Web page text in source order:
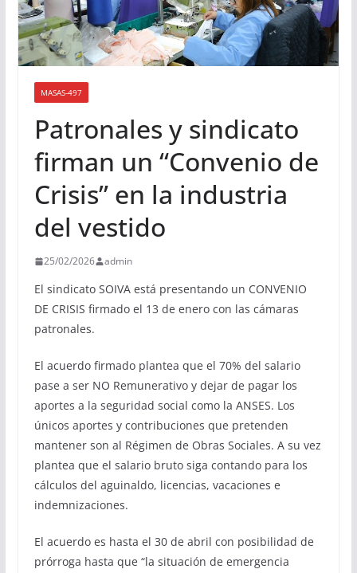
MASAS-497
Patronales y sindicato
firman un “Convenio de
Crisis” en la industria
del vestido
25/02/2026 admin
El sindicato SOIVA está presentando un CONVENIO
DE CRISIS firmado el 13 de enero con las cámaras
patronales.
El acuerdo firmado plantea que el 70% del salario
pase a ser NO Remunerativo y dejar de pagar los
aportes a la seguridad social como la ANSES. Los
únicos aportes y contribuciones que pretenden
mantener son al Régimen de Obras Sociales. A su vez
plantea que el salario bruto siga contando para los
cálculos del aguinaldo, licencias, vacaciones e
indemnizaciones.
El acuerdo es hasta el 30 de abril con posibilidad de
prórroga hasta que “la situación de emergencia